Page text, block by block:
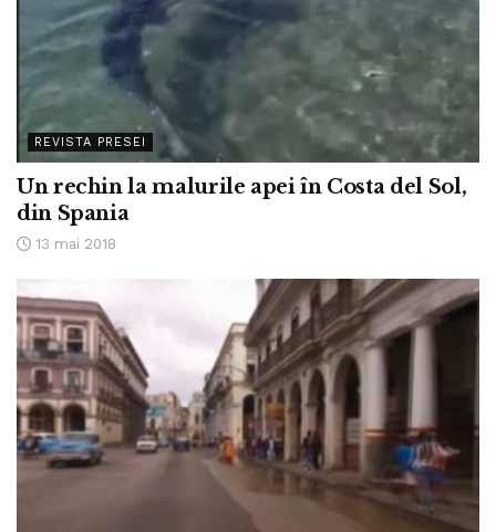
REVISTA PRESEI
Un rechin la malurile apei în Costa del Sol,
din Spania
13 mai 2018